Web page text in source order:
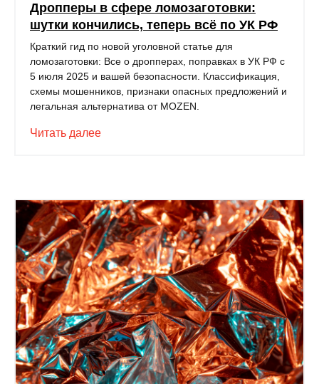
Дропперы в сфере ломозаготовки:
шутки кончились, теперь всё по УК РФ
Краткий гид по новой уголовной статье для
ломозаготовки: Все о дропперах, поправках в УК РФ с
5 июля 2025 и вашей безопасности. Классификация,
схемы мошенников, признаки опасных предложений и
легальная альтернатива от MOZEN.
Читать далее